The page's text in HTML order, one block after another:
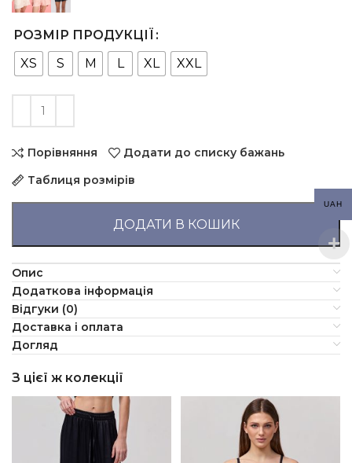
РОЗМІР ПРОДУКЦІЇ
XS
S M L XL XXL
Порівняння
Додати до списку бажань
Таблиця розмірів
ДОДАТИ В КОШИК
Опис
Додаткова інформація
Відгуки (0)
Доставка і оплата
Догляд
З цієї ж колекції
UAH